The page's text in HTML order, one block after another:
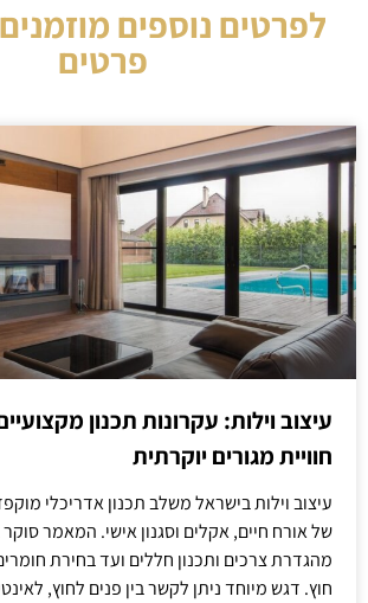
לפרטים נוספים
פרטים
עיצוב וילות: עקרונות תכנון
חוויית מגורים יוקרתית
עיצוב וילות בישראל משלב תכנון אדריכלי
של אורח חיים, אקלים וסגנון אישי. המאמר
מהגדרת צרכים ותכנון חללים ועד בחירת
חוץ. דגש מיוחד ניתן לקשר בין פנים לחוץ,